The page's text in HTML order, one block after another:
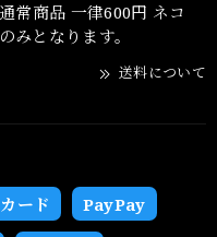
常商品 一律600円 ネコ
みとなります。
送料について
ード PayPay